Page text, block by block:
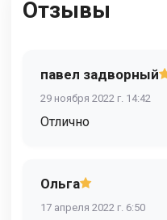
Отзывы
павел задворный
29 ноября 2022 г. 14:42
Отлично
Ольга
17 апреля 2022 г. 6:50